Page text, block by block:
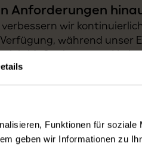
Funktionen für soziale
geben wir Informationen zu
Anforderungen
wir
während unser
Maßnahmen zur
Entwicklungen